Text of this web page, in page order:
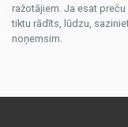
ražotājiem. Ja esat
tiktu rādīts, lūdzu,
noņemsim.